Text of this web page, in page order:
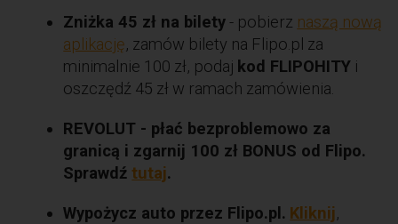
Zniżka 45 zł na bilety - pobierz naszą nową
aplikację, zamów bilety na Flipo.pl za
minimalnie 100 zł, podaj kod FLIPOHITY i
oszczędź 45 zł w ramach zamówienia.
REVOLUT - płać bezproblemowo za
granicą i zgarnij 100 zł BONUS od Flipo.
Sprawdźtutaj.
Wypożycz auto przez Flipo.pl. Kliknij,